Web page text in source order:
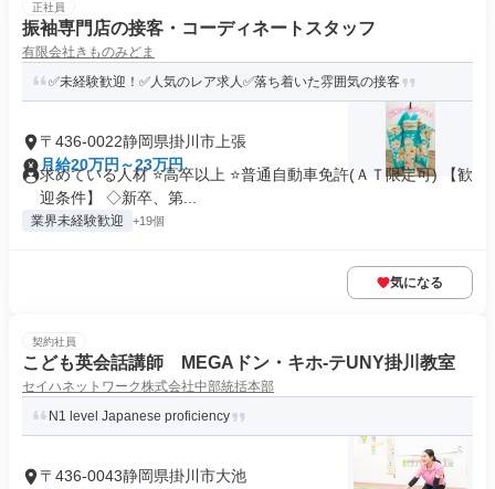
正社員
振袖専門店の接客・コーディネートスタッフ
有限会社きものみどま
✅未経験歓迎！✅人気のレア求人✅落ち着いた雰囲気の接客
〒436-0022静岡県掛川市上張
月給20万円～23万円
求めている人材 ⭐高卒以上 ⭐普通自動車免許(ＡＴ限定可) 【歓
迎条件】 ◇新卒、第...
業界未経験歓迎 +19個
気になる
契約社員
こども英会話講師 MEGAドン・キホ-テUNY掛川教室
セイハネットワーク株式会社中部統括本部
N1 level Japanese proficiency
〒436-0043静岡県掛川市大池